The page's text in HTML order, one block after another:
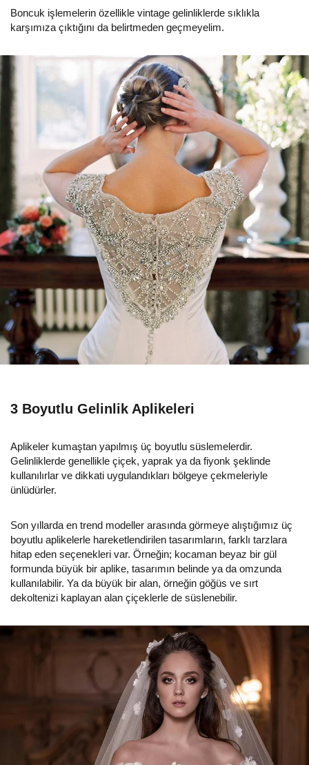
Boncuk işlemelerin özellikle vintage gelinliklerde sıklıkla
karşımıza çıktığını da belirtmeden geçmeyelim.
3 Boyutlu Gelinlik Aplikeleri
Aplikeler kumaştan yapılmış üç boyutlu süslemelerdir.
Gelinliklerde genellikle çiçek, yaprak ya da fiyonk şeklinde
kullanılırlar ve dikkati uygulandıkları bölgeye çekmeleriyle
ünlüdürler.
Son yıllarda en trend modeller arasında görmeye alıştığımız üç
boyutlu aplikelerle hareketlendirilen tasarımların, farklı tarzlara
hitap eden seçenekleri var. Örneğin; kocaman beyaz bir gül
formunda büyük bir aplike, tasarımın belinde ya da omzunda
kullanılabilir. Ya da büyük bir alan, örneğin göğüs ve sırt
dekoltenizi kaplayan alan çiçeklerle de süslenebilir.